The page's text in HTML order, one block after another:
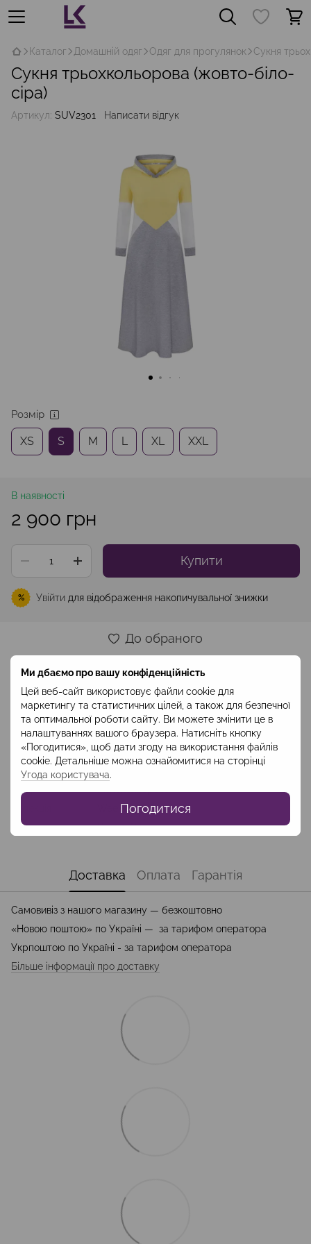
Ми дбаємо про вашу конфіденційність
Цей веб-сайт використовує файли cookie для
маркетингу та статистичних цілей, а також для безпечної
та оптимальної роботи сайту. Ви можете змінити це в
налаштуваннях вашого браузера. Натисніть кнопку
«Погодитися», щоб дати згоду на використання файлів
cookie. Детальніше можна ознайомитися на сторінці
Угода користувача.
Погодитися
Каталог Домашній одяг Одяг для прогулянок Сукня
Сукня трьохкольорова (жовто-біло-
сіра)
Артикул: SUV2301 Написати відгук
Розмір
XS S M L XL XXL
В наявності
2 900 грн
Купити
% Увійти для відображення накопичувальної знижки
До обраного
Опис
Склад: бавовна 95%, поліестр 5% Довжина виробу: 128 - 133
см Довжина рукава: 50-52 см Код: SUV2301
Характеристики
Weekend
Сезон
Весна-Осінь
Доставка Оплата Гарантія
Самовивіз з нашого магазину — безкоштовно
«Новою поштою» по Україні — за тарифом оператора
Укрпоштою по Україні - за тарифом оператора
Більше інформації про доставку